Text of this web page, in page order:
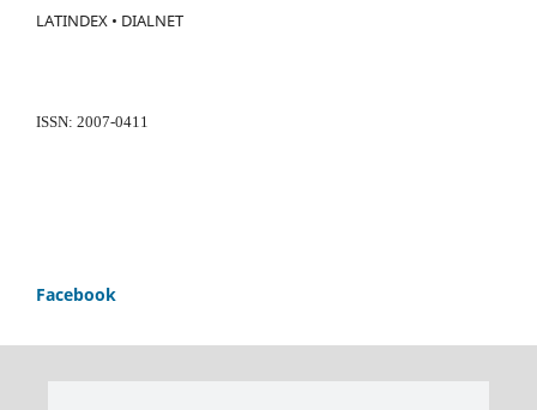
LATINDEX • DIALNET
ISSN: 2007-0411
Facebook